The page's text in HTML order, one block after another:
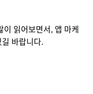
바랍니다.